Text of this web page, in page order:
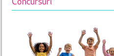
Concursuri